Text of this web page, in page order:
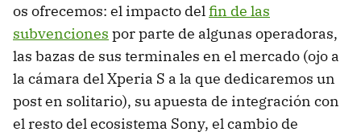
os ofrecemos: el impacto delfin de las
subvenciones por parte de algunas operadoras,
las bazas de sus terminales en el mercado (ojo a
la cámara del Xperia S a la que dedicaremos un
post en solitario), su apuesta de integración con
el resto del ecosistema Sony, el cambio de